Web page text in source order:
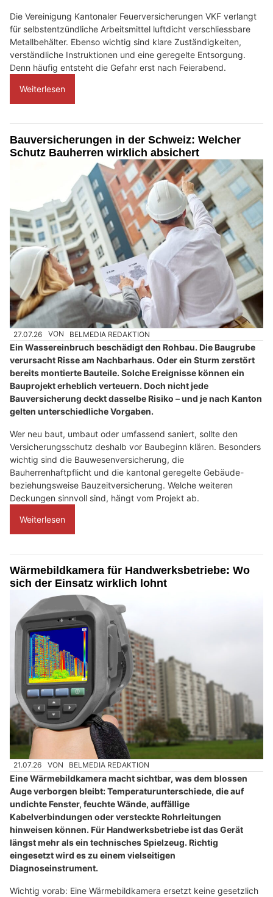
Die Vereinigung Kantonaler Feuerversicherungen VKF verlangt
für selbstentzündliche Arbeitsmittel luftdicht verschliessbare
Metallbehälter. Ebenso wichtig sind klare Zuständigkeiten,
verständliche Instruktionen und eine geregelte Entsorgung.
Denn häufig entsteht die Gefahr erst nach Feierabend.
Weiterlesen
Bauversicherungen in der Schweiz: Welcher
Schutz Bauherren wirklich absichert
27.07.26 VON BELMEDIA REDAKTION
Ein Wassereinbruch beschädigt den Rohbau. Die Baugrube
verursacht Risse am Nachbarhaus. Oder ein Sturm zerstört
bereits montierte Bauteile. Solche Ereignisse können ein
Bauprojekt erheblich verteuern. Doch nicht jede
Bauversicherung deckt dasselbe Risiko – und je nach Kanton
gelten unterschiedliche Vorgaben.
Wer neu baut, umbaut oder umfassend saniert, sollte den
Versicherungsschutz deshalb vor Baubeginn klären. Besonders
wichtig sind die Bauwesenversicherung, die
Bauherrenhaftpflicht und die kantonal geregelte Gebäude-
beziehungsweise Bauzeitversicherung. Welche weiteren
Deckungen sinnvoll sind, hängt vom Projekt ab.
Weiterlesen
Wärmebildkamera für Handwerksbetriebe: Wo
sich der Einsatz wirklich lohnt
21.07.26 VON BELMEDIA REDAKTION
Eine Wärmebildkamera macht sichtbar, was dem blossen
Auge verborgen bleibt: Temperaturunterschiede, die auf
undichte Fenster, feuchte Wände, auffällige
Kabelverbindungen oder versteckte Rohrleitungen
hinweisen können. Für Handwerksbetriebe ist das Gerät
längst mehr als ein technisches Spielzeug. Richtig
eingesetzt wird es zu einem vielseitigen
Diagnoseinstrument.
Wichtig vorab: Eine Wärmebildkamera ersetzt keine gesetzlich